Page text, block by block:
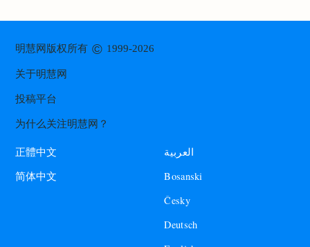
明慧网版权所有© 1999-2026
关于明慧网
投稿平台
为什么关注明慧网？
正體中文
简体中文
العربية
Bosanski
Česky
Deutsch